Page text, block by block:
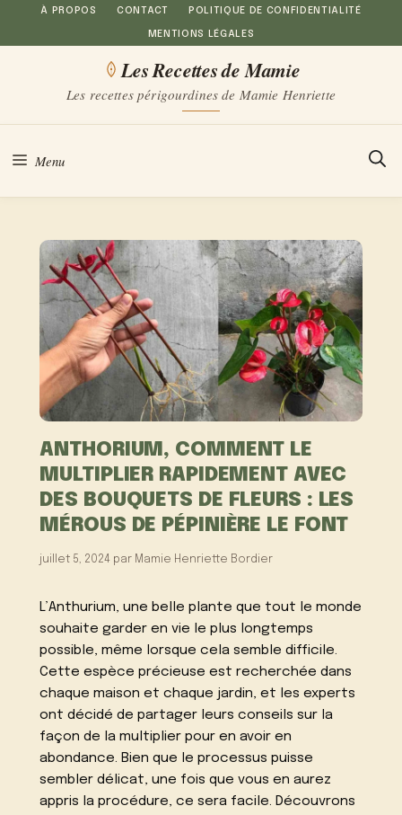
Aller
au
À PROPOS CONTACT POLITIQUE DE CONFIDENTIALITÉ
MENTIONS LÉGALES
Les Recettes de Mamie
Les recettes périgourdines de Mamie Henriette
Menu
ANTHORIUM, COMMENT LE
MULTIPLIER RAPIDEMENT AVEC
DES BOUQUETS DE FLEURS : LES
MÉROUS DE PÉPINIÈRE LE FONT
juillet 5, 2024 par Mamie Henriette Bordier
L’Anthurium, une belle plante que tout le monde
souhaite garder en vie le plus longtemps
possible, même lorsque cela semble difficile.
Cette espèce précieuse est recherchée dans
chaque maison et chaque jardin, et les experts
ont décidé de partager leurs conseils sur la
façon de la multiplier pour en avoir en
abondance. Bien que le processus puisse
sembler délicat, une fois que vous en aurez
appris la procédure, ce sera facile. Découvrons